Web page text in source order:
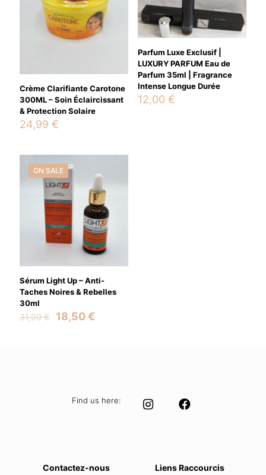
Email*
Save my name, email, and website in this browser for the
next time I comment.
Crème Clarifiante Carotone
300ML – Soin Éclaircissant
& Protection Solaire
24,99 €
Parfum Luxe Exclusif |
LUXURY PARFUM Eau de
Parfum 35ml | Fragrance
Intense Longue Durée
12,00 €
ON SALE
Sérum Light Up – Anti-
Taches Noires & Rebelles
30ml
31,99€
Original
18,50€
Find us here:
Contactez-nous Liens Raccourcis